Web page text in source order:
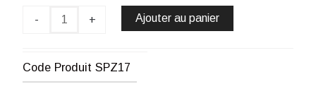
-
SOUPLES
+ Ajouter au panier
Code Produit SPZ17